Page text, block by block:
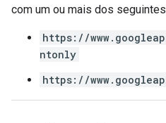
com um ou mais dos seguintes
https://
ntonly
https://